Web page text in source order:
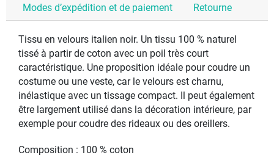
Modes d’expédition et de paiement Retourne
Tissu en velours italien noir. Un tissu 100 % naturel
tissé à partir de coton avec un poil très court
caractéristique. Une proposition idéale pour coudre un
costume ou une veste, car le velours est charnu,
inélastique avec un tissage compact. Il peut également
être largement utilisé dans la décoration intérieure, par
exemple pour coudre des rideaux ou des oreillers.
Composition : 100 % coton